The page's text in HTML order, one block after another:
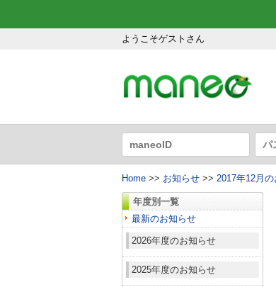
ようこそゲストさん
Home >> お知らせ >> 2017年12月
年度別一覧
最新のお知らせ
2026年度のお知らせ
2025年度のお知らせ